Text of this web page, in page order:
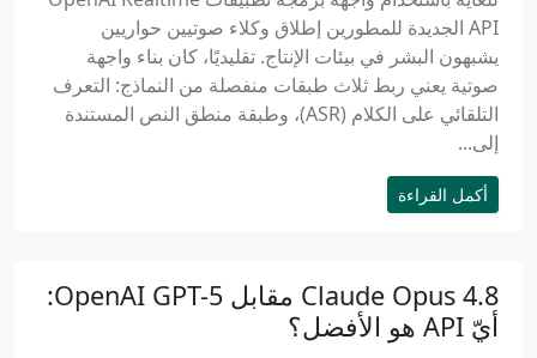
API الجديدة للمطورين إطلاق وكلاء صوتيين حواريين
يشبهون البشر في بيئات الإنتاج. تقليديًا، كان بناء واجهة
صوتية يعني ربط ثلاث طبقات منفصلة من النماذج: التعرف
التلقائي على الكلام (ASR)، وطبقة منطق النص المستندة
إلى...
أكمل القراءة
Claude Opus 4.8 مقابل OpenAI GPT-5:
أيّ API هو الأفضل؟